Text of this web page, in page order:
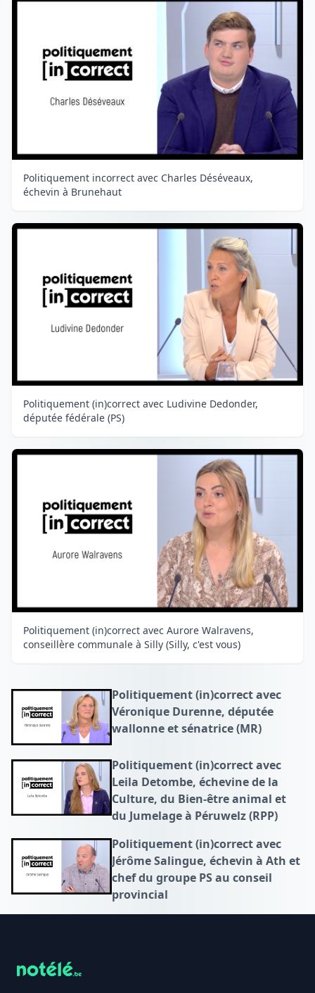
Politiquement incorrect avec Charles Déséveaux,
échevin à Brunehaut
Politiquement (in)correct avec Ludivine Dedonder,
députée fédérale (PS)
Politiquement (in)correct avec Aurore Walravens,
conseillère communale à Silly (Silly, c'est vous)
Politiquement (in)correct avec
Véronique Durenne, députée
wallonne et sénatrice (MR)
Politiquement (in)correct avec
Leila Detombe, échevine de la
Culture, du Bien-être animal et
du Jumelage à Péruwelz (RPP)
Politiquement (in)correct avec
Jérôme Salingue, échevin à Ath et
chef du groupe PS au conseil
provincial